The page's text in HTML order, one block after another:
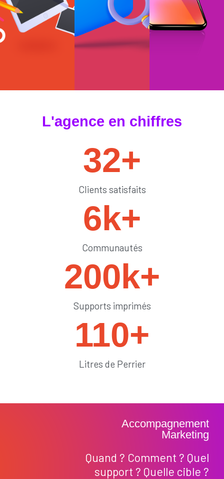
#tendances
L'agence en chiffres
32+
Clients satisfaits
6k+
Communautés
200k+
Supports imprimés
110+
Litres de Perrier
Accompagnement
Marketing
Quand ? Comment ? Quel
support ? Quelle cible ?